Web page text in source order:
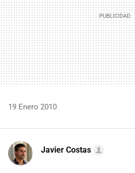
19 Enero 2010
Javier Costas